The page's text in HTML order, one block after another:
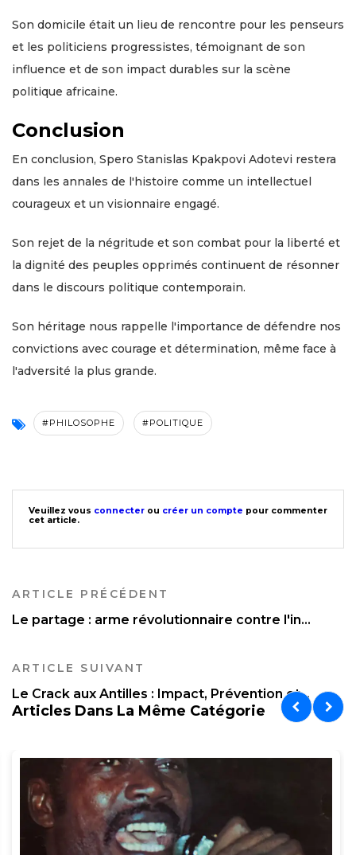
Son domicile était un lieu de rencontre pour les penseurs
et les politiciens progressistes, témoignant de son
influence et de son impact durables sur la scène
politique africaine.
Conclusion
En conclusion, Spero Stanislas Kpakpovi Adotevi restera
dans les annales de l'histoire comme un intellectuel
courageux et un visionnaire engagé.
Son rejet de la négritude et son combat pour la liberté et
la dignité des peuples opprimés continuent de résonner
dans le discours politique contemporain.
Son héritage nous rappelle l'importance de défendre nos
convictions avec courage et détermination, même face à
l'adversité la plus grande.
#PHILOSOPHE #POLITIQUE
Veuillez vous connecter ou créer un compte pour commenter
cet article.
ARTICLE PRÉCÉDENT
Le partage : arme révolutionnaire contre l'in...
ARTICLE SUIVANT
Le Crack aux Antilles : Impact, Prévention et...
Articles Dans La Même Catégorie